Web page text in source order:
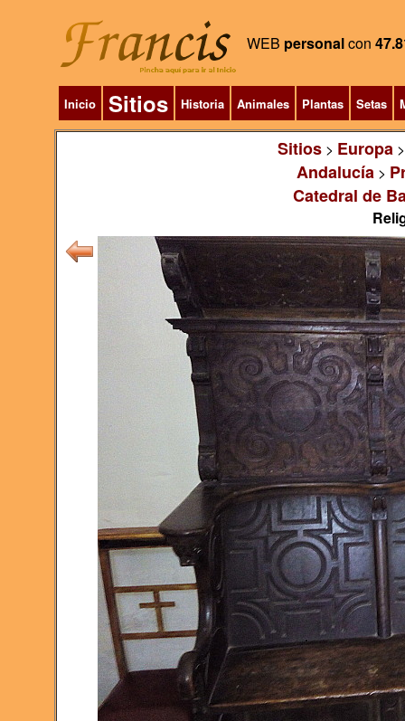
WEB personalcon
Inicio Sitios Historia Animales Plantas Setas
Sitios> Europa
Andalucía>
Catedral de